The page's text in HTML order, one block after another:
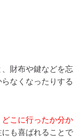
財布や鍵などを忘
なくなったりする
こに行ったか分か
も喜ばれることで